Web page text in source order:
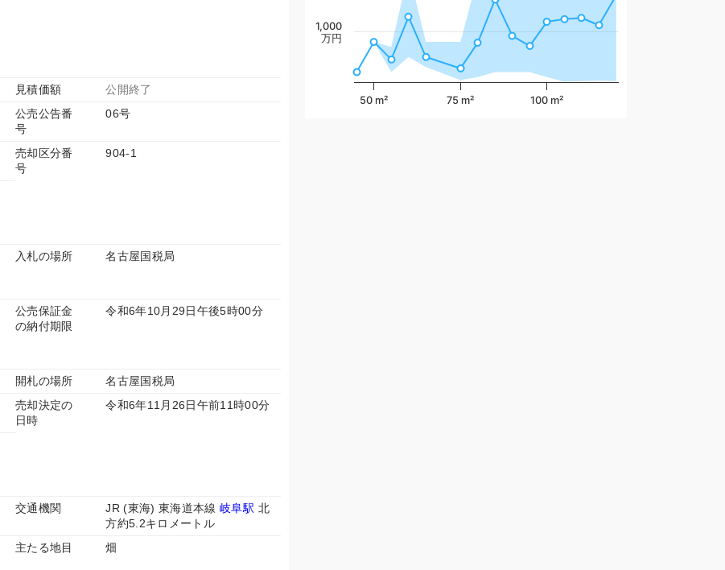
見積価額
公開終了
公売公告番
号
06号
売却区分番
号
904-1
入札の場所 名古屋国税局
公売保証金
の納付期限
令和6年10月29日午後5時00分
開札の場所
名古屋国税局
売却決定の
日時
令和6年11月26日午前11時00分
交通機関 JR (東海) 東海道本線岐阜駅 北
方約5.2キロメートル
主たる地目 畑
100 m²
50 m² 75 m²
1,000
万円